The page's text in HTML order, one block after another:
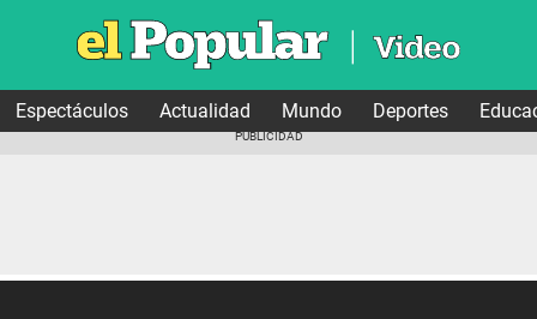
Espectáculos Actualidad Mundo Deportes